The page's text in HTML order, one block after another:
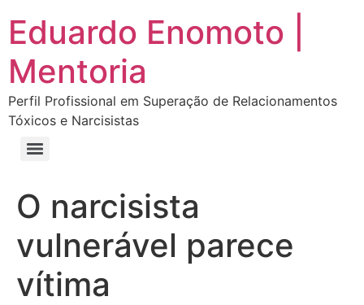
Eduardo Enomoto |
Mentoria
Perfil Profissional em Superação de Relacionamentos
Tóxicos e Narcisistas
O narcisista
vulnerável parece
vítima